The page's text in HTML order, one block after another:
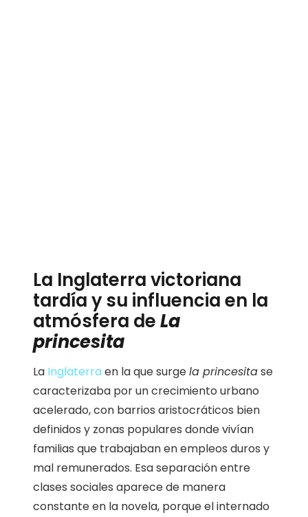
La Inglaterra victoriana
tardía y su influencia en la
atmósfera deLa
princesita
La Inglaterra en la que surgela princesitase
caracterizaba por un crecimiento urbano
acelerado, con barrios aristocráticos bien
definidos y zonas populares donde vivían
familias que trabajaban en empleos duros y
mal remunerados. Esa separación entre
clases sociales aparece de manera
constante en la novela, porque el internado